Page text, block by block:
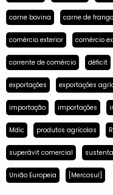
carne bovina carne de frango
comércio exterior comércio
corrente de comércio déficit
exportações exportações
importação importações
Mdic produtos agrícolas
superávit comercial
União Europeia [Mercosul]